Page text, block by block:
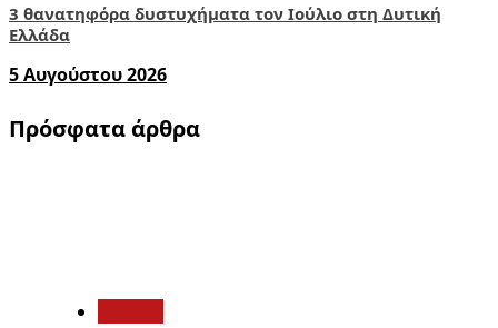
3 θανατηφόρα δυστυχήματα τον Ιούλιο στη Δυτική
Ελλάδα
5 Αυγούστου 2026
Πρόσφατα άρθρα